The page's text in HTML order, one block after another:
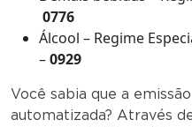
0776
Álcool – Regime
–0929
Você sabia que a
automatizada? Através